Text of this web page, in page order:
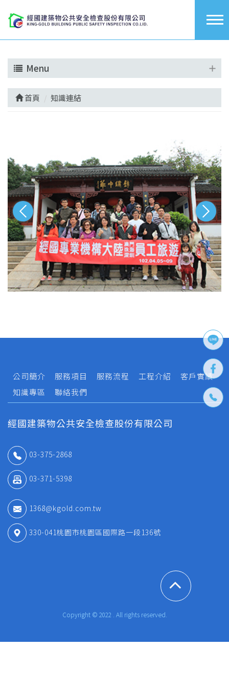
Menu
首頁 知識連結
‹ ›
公司簡介 服務項目 服務流程 工程介紹
客戶實績
知識專區
聯絡我們
經國建築物公共安全檢查股份有限公司
03-375-2868
03-371-5398
1368@kgold.com.tw
330-041桃園市桃園區國際路一段136號
Copyright © 2022 . All rights reserved.